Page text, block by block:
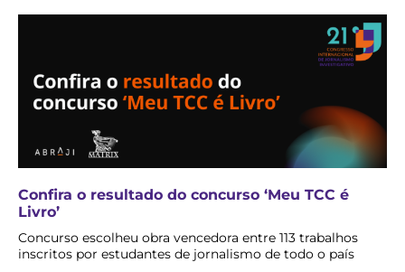
Confira o resultado do concurso ‘Meu TCC é
Livro’
Concurso escolheu obra vencedora entre 113 trabalhos
inscritos por estudantes de jornalismo de todo o país